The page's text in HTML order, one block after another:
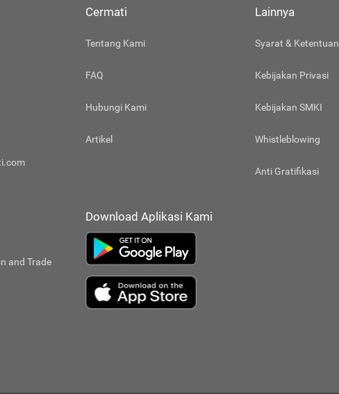
and Trade
Cermati
Tentang Kami
FAQ
Hubungi Kami
Artikel
Lainnya
Syarat & Ketentuan
Kebijakan Privasi
Kebijakan SMKI
Whistleblowing
Anti Gratifikasi
Download Aplikasi Kami